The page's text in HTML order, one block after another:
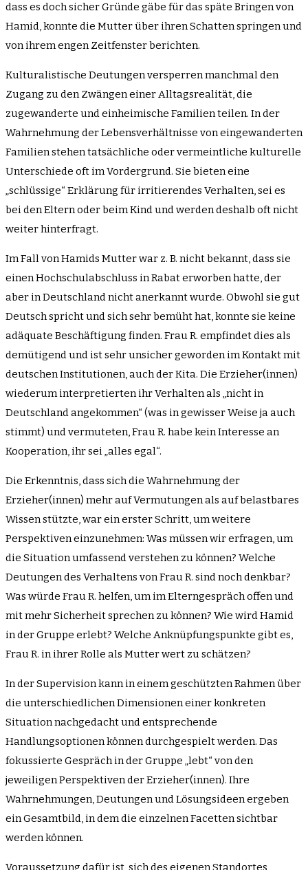
dass es doch sicher Gründe gäbe für das späte Bringen von
Hamid, konnte die Mutter über ihren Schatten springen und
von ihrem engen Zeitfenster berichten.
Kulturalistische Deutungen versperren manchmal den
Zugang zu den Zwängen einer Alltagsrealität, die
zugewanderte und einheimische Familien teilen. In der
Wahrnehmung der Lebensverhältnisse von eingewanderten
Familien stehen tatsächliche oder vermeintliche kulturelle
Unterschiede oft im Vordergrund. Sie bieten eine
„schlüssige“ Erklärung für irritierendes Verhalten, sei es
bei den Eltern oder beim Kind und werden deshalb oft nicht
weiter hinterfragt.
Im Fall von Hamids Mutter war z. B. nicht bekannt, dass sie
einen Hochschulabschluss in Rabat erworben hatte, der
aber in Deutschland nicht anerkannt wurde. Obwohl sie gut
Deutsch spricht und sich sehr bemüht hat, konnte sie keine
adäquate Beschäftigung finden. Frau R. empfindet dies als
demütigend und ist sehr unsicher geworden im Kontakt mit
deutschen Institutionen, auch der Kita. Die Erzieher(innen)
wiederum interpretierten ihr Verhalten als „nicht in
Deutschland angekommen“ (was in gewisser Weise ja auch
stimmt) und vermuteten, Frau R. habe kein Interesse an
Kooperation, ihr sei „alles egal“.
Die Erkenntnis, dass sich die Wahrnehmung der
Erzieher(innen) mehr auf Vermutungen als auf belastbares
Wissen stützte, war ein erster Schritt, um weitere
Perspektiven einzunehmen: Was müssen wir erfragen, um
die Situation umfassend verstehen zu können? Welche
Deutungen des Verhaltens von Frau R. sind noch denkbar?
Was würde Frau R. helfen, um im Elterngespräch offen und
mit mehr Sicherheit sprechen zu können? Wie wird Hamid
in der Gruppe erlebt? Welche Anknüpfungspunkte gibt es,
Frau R. in ihrer Rolle als Mutter wert zu schätzen?
In der Supervision kann in einem geschützten Rahmen über
die unterschiedlichen Dimensionen einer konkreten
Situation nachgedacht und entsprechende
Handlungsoptionen können durchgespielt werden. Das
fokussierte Gespräch in der Gruppe „lebt“ von den
jeweiligen Perspektiven der Erzieher(innen). Ihre
Wahrnehmungen, Deutungen und Lösungsideen ergeben
ein Gesamtbild, in dem die einzelnen Facetten sichtbar
werden können.